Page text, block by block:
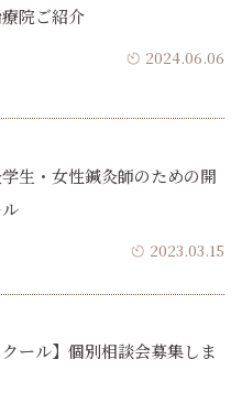
院ご紹介
2024.06.06
生・女性鍼灸師のための開
2023.03.15
クール】個別相談会募集しま